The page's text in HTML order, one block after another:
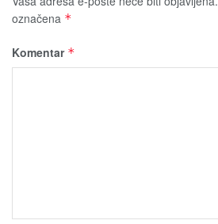
označena *
Komentar *